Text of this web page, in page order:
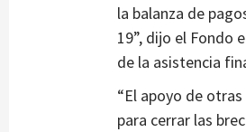
la balanza de
19”, dijo el Fondo
de la asistencia
“El apoyo de
para cerrar las